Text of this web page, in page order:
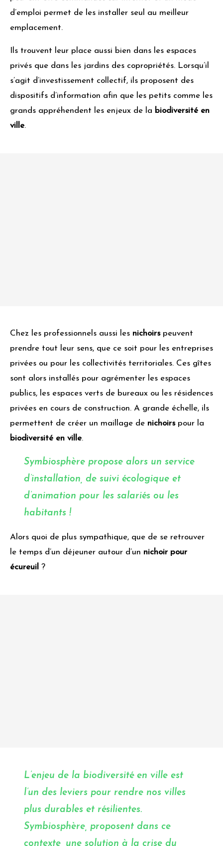
d’emploi permet de les installer seul au meilleur
emplacement.
Ils trouvent leur place aussi bien dans les espaces
privés que dans les jardins des copropriétés. Lorsqu’il
s’agit d’investissement collectif, ils proposent des
dispositifs d’information afin que les petits comme les
grands appréhendent les enjeux de la biodiversité en
ville.
Chez les professionnels aussi les nichoirspeuvent
prendre tout leur sens, que ce soit pour les entreprises
privées ou pour les collectivités territoriales. Ces gîtes
sont alors installés pour agrémenter les espaces
publics, les espaces verts de bureaux ou les résidences
privées en cours de construction. A grande échelle, ils
permettent de créer un maillage de nichoirspour la
biodiversité en ville.
Symbiosphère propose alors un service
d’installation, de suivi écologique et
d’animation pour les salariés ou les
habitants !
Alors quoi de plus sympathique, que de se retrouver
le temps d’un déjeuner autour d’un nichoir pour
écureuil ?
L’enjeu de la biodiversité en ville est
l’un des leviers pour rendre nos villes
plus durables et résilientes.
Symbiosphère, proposent dans ce
contexte, une solution à la crise du